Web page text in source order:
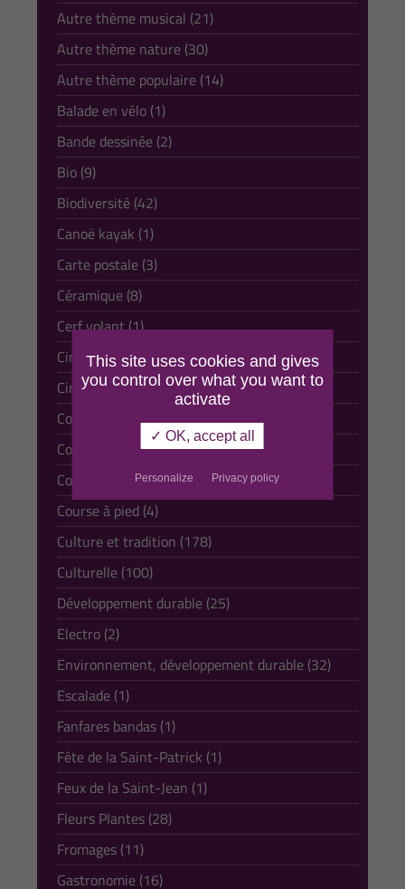
Autre thème musical (21)
Autre thème nature (30)
Autre thème populaire (14)
Balade en vélo (1)
Bande dessinée (2)
Bio (9)
Biodiversité (42)
Canoë kayak (1)
Carte postale (3)
Céramique (8)
Cerf volant (1)
Cinéma (6)
Cirque (13)
Comédie musicale (1)
Comique (10)
Conte (13)
Course à pied (4)
Culture et tradition (178)
Culturelle (100)
Développement durable (25)
Electro (2)
Environnement, développement durable (32)
Escalade (1)
Fanfares bandas (1)
Fête de la Saint-Patrick (1)
Feux de la Saint-Jean (1)
Fleurs Plantes (28)
Fromages (11)
Gastronomie (16)
This site uses cookies and gives
you control over what you want to
activate
✓ OK, accept all
Personalize Privacy policy